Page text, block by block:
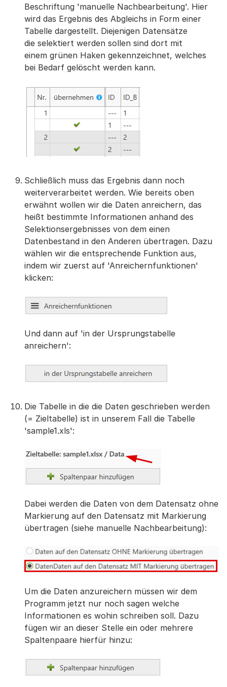
Beschriftung 'manuelle Nachbearbeitung'. Hier
wird das Ergebnis des Abgleichs in Form einer
Tabelle dargestellt. Diejenigen Datensätze
die selektiert werden sollen sind dort mit
einem grünen Haken gekennzeichnet, welches
bei Bedarf gelöscht werden kann.
Schließlich muss das Ergebnis dann noch
weiterverarbeitet werden. Wie bereits oben
erwähnt wollen wir die Daten anreichern, das
heißt bestimmte Informationen anhand des
Selektionsergebnisses von dem einen
Datenbestand in den Anderen übertragen. Dazu
wählen wir die entsprechende Funktion aus,
indem wir zuerst auf 'Anreichernfunktionen'
klicken:
Und dann auf 'in der Ursprungstabelle
anreichern':
Die Tabelle in die die Daten geschrieben werden
(= Zieltabelle) ist in unserem Fall die Tabelle
'sample1.xls':
Dabei werden die Daten von dem Datensatz ohne
Markierung auf den Datensatz mit Markierung
übertragen (siehe manuelle Nachbearbeitung):
Um die Daten anzureichern müssen wir dem
Programm jetzt nur noch sagen welche
Informationen es wohin schreiben soll. Dazu
fügen wir an dieser Stelle ein oder mehrere
Spaltenpaare hierfür hinzu: